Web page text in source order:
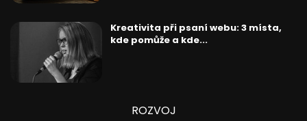
Kreativita při psaní webu: 3 místa,
kde pomůže a kde...
ROZVOJ